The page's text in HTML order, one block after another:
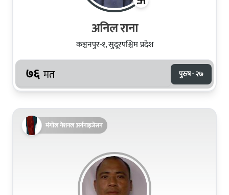
अनिल राना
कञ्चनपुर-१, सुदूरपश्चिम प्रदेश
७६ मत पुरुष · २७
मंगोल नेशनल अर्गनाइजेसन